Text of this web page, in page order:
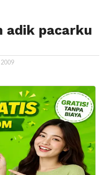
adik pacarku